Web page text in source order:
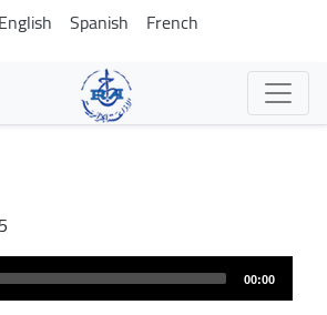
Skip
to
main
content
English Spanish French
00:00